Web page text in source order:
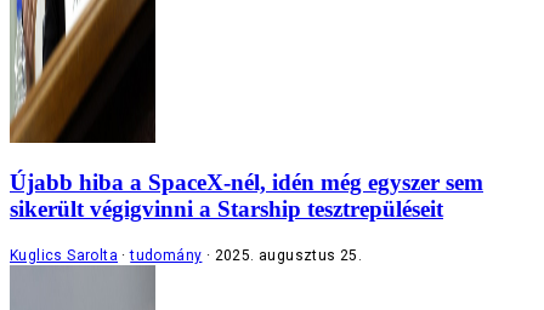
Újabb hiba a SpaceX-nél, idén még egyszer sem
sikerült végigvinni a Starship tesztrepüléseit
Kuglics Sarolta tudomány 2025. augusztus 25.